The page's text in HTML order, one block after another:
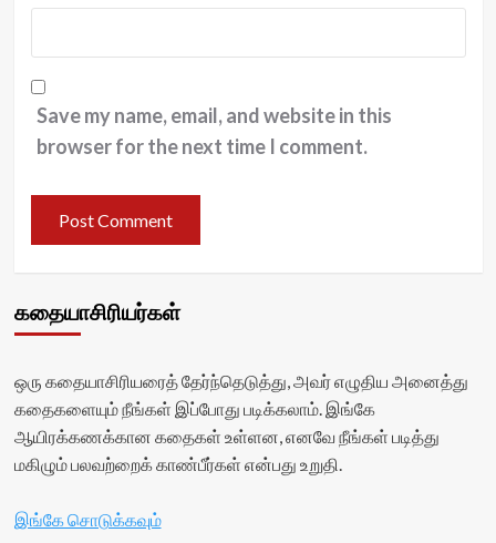
Save my name, email, and website in this
browser for the next time I comment.
கதையாசிரியர்கள்
ஒரு கதையாசிரியரைத் தேர்ந்தெடுத்து, அவர் எழுதிய அனைத்து
கதைகளையும் நீங்கள் இப்போது படிக்கலாம். இங்கே
ஆயிரக்கணக்கான கதைகள் உள்ளன, எனவே நீங்கள் படித்து
மகிழும் பலவற்றைக் காண்பீர்கள் என்பது உறுதி.
இங்கே சொடுக்கவும்